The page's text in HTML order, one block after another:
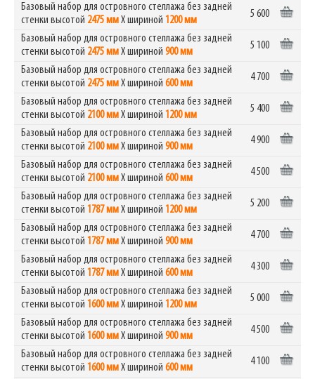
Базовый набор для островного стеллажа без задней
стенки высотой 2475 ммХ шириной 1200 мм
5 600
Базовый набор для островного стеллажа без задней
стенки высотой 2475 ммХ шириной 900 мм
5 100
Базовый набор для островного стеллажа без задней
стенки высотой 2475 ммХ шириной 600 мм
4 700
Базовый набор для островного стеллажа без задней
стенки высотой 2100 ммХ шириной 1200 мм
5 400
Базовый набор для островного стеллажа без задней
стенки высотой 2100 ммХ шириной 900 мм
4 900
Базовый набор для островного стеллажа без задней
стенки высотой 2100 ммХ шириной 600 мм
4 500
Базовый набор для островного стеллажа без задней
стенки высотой 1787 ммХ шириной 1200 мм
5 200
Базовый набор для островного стеллажа без задней
стенки высотой 1787 ммХ шириной 900 мм
4 700
Базовый набор для островного стеллажа без задней
стенки высотой 1787 ммХ шириной 600 мм
4 300
Базовый набор для островного стеллажа без задней
стенки высотой 1600 ммХ шириной 1200 мм
5 000
Базовый набор для островного стеллажа без задней
стенки высотой 1600 ммХ шириной 900 мм
4 500
Базовый набор для островного стеллажа без задней
стенки высотой 1600 ммХ шириной 600 мм
4 100